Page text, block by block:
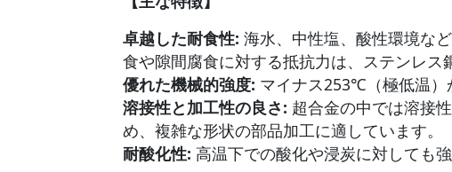
卓越した耐食性: 海水、中性塩、酸性環境な
食や隙間腐食に対する抵抗力は、ステンレス
優れた機械的強度: マイナス253℃（極低温）
溶接性と加工性の良さ: 超合金の中では溶接
め、複雑な形状の部品加工に適しています。
耐酸化性: 高温下での酸化や浸炭に対しても